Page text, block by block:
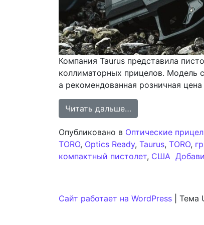
Компания Taurus представила
коллиматорных прицелов. Модель
а рекомендованная розничная
Читать дальше…
Опубликовано в Оптические
TORO, Optics Ready, Taurus, TORO,
компактный пистолет, США
Сайт работает на WordPress Тема